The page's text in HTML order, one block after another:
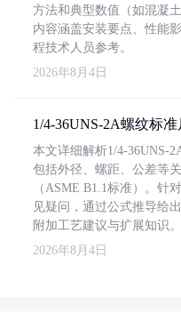
方法和典型数值（如混凝
内容涵盖安装要点、性能
程技术人员参考。
2026年8月4日
1/4-36UNS-2A螺纹标
本文详细解析1/4-36UNS-
包括外径、螺距、公差等
（ASME B1.1标准）。针
见疑问，通过公式推导给
附加工艺建议与扩展知识。
2026年8月4日